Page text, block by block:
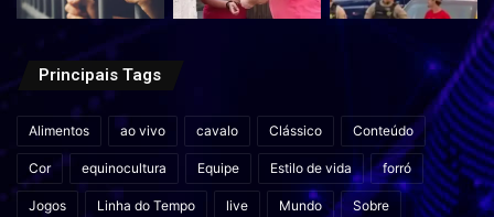
Principais Tags
Alimentos ao vivo cavalo Clássico Conteúdo
Cor equinocultura Equipe Estilo de vida forró
Jogos Linha do Tempo live Mundo Sobre